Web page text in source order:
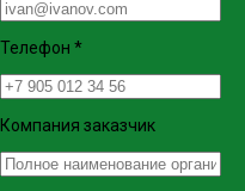
Телефон *
Компания заказчик